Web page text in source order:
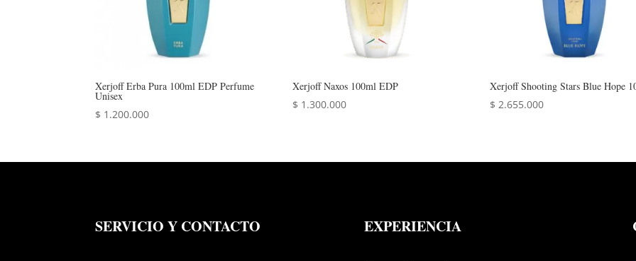
Xerjoff Erba Pura 100ml EDP Perfume
Unisex
$ 1.200.000
Xerjoff Naxos 100ml EDP
$ 1.300.000
Xerjoff Shooting Stars Blue Hope
$ 2.655.000
SERVICIO Y CONTACTO EXPERIENCIA